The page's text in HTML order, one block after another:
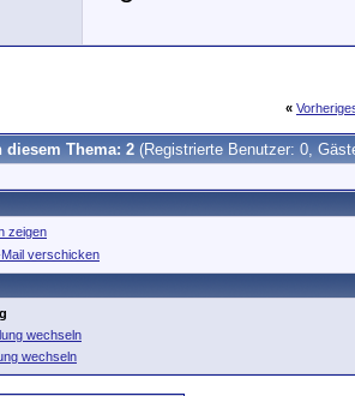
«
diesem Thema: 2 (Registrierte Benutzer: 0,
zeigen
verschicken
wechseln
wechseln